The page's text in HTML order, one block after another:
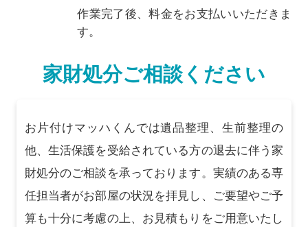
作業完了後、料金をお支払いいただきま
す。
家財処分ご相談ください
お片付けマッハくんでは遺品整理、生前整理の
他、生活保護を受給されている方の退去に伴う家
財処分のご相談を承っております。実績のある専
任担当者がお部屋の状況を拝見し、ご要望やご予
算も十分に考慮の上、お見積もりをご用意いたし